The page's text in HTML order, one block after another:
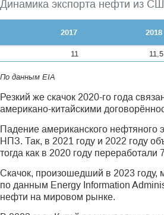
Динамика экспорта нефти из
2017 2018
11 11,5
По данным EIA
Резкий же скачок 2020-го года
американо-китайскими
Падение американского нефтяного
НПЗ. Так, в 2021 году и 2022 году
тогда как в 2020 году переработали
Скачок, произошедший в 2023
по данным Energy Information
нефти на мировом рынке.